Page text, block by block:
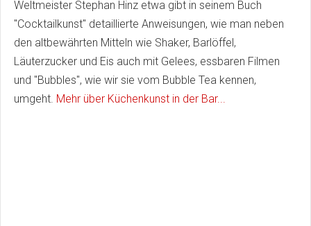
Weltmeister Stephan Hinz etwa gibt in seinem Buch
"Cocktailkunst" detaillierte Anweisungen, wie man neben
den altbewährten Mitteln wie Shaker, Barlöffel,
Läuterzucker und Eis auch mit Gelees, essbaren Filmen
und "Bubbles", wie wir sie vom Bubble Tea kennen,
umgeht. Mehr über Küchenkunst in der Bar...